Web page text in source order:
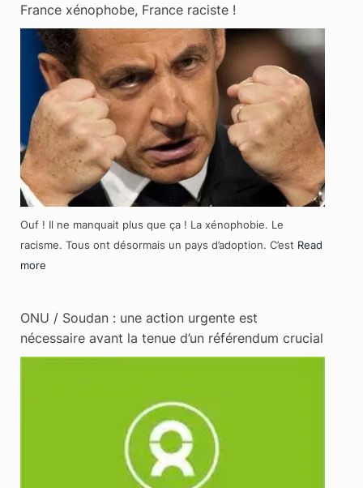
France xénophobe, France raciste !
Ouf ! Il ne manquait plus que ça ! La xénophobie. Le
racisme. Tous ont désormais un pays d’adoption. C’est Read
more
ONU / Soudan : une action urgente est
nécessaire avant la tenue d’un référendum crucial